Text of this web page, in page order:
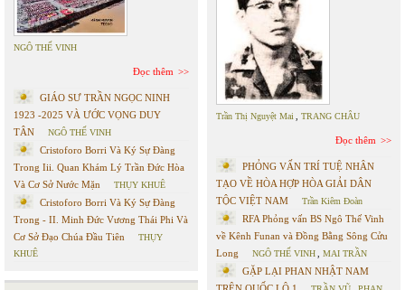
NGÔ THẾ VINH
Đọc thêm
GIÁO SƯ TRẦN NGỌC NINH
1923 -2025 VÀ ƯỚC VỌNG DUY
TÂN
NGÔ THẾ VINH
Cristoforo Borri Và Ký Sự Đàng
Trong Iii. Quan Khám Lý Trần Đức Hòa
Và Cơ Sở Nước Mặn
THỤY KHUÊ
Cristoforo Borri Và Ký Sự Đàng
Trong - II. Minh Đức Vương Thái Phi Và
Cơ Sở Đạo Chúa Đầu Tiên
THỤY
KHUÊ
Trần Thị Nguyệt Mai, TRANG CHÂU
Đọc thêm
PHỎNG VẤN TRÍ TUỆ NHÂN
TẠO VỀ HÒA HỢP HÒA GIẢI DÂN
TỘC VIỆT NAM
Trần Kiêm Đoàn
RFA Phỏng vấn BS Ngô Thế Vinh
về Kênh Funan và Đồng Bằng Sông Cửu
Long
NGÔ THẾ VINH, MAI TRẦN
GẶP LẠI PHAN NHẬT NAM